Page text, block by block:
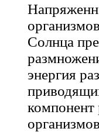
Солнца
энергия
компонент